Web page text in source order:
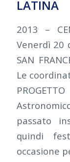
LATINA
2013 –
Venerdì 20
SAN
Le
passato
quindi
occasione